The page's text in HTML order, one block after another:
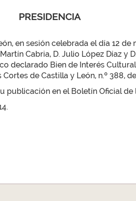
PRESIDENCIA
en sesión celebrada el día 12
Cabria, D. Julio López Díaz y
declarado Bien de Interés
de Castilla y León, n.º 388,
en el Boletín Oficial de